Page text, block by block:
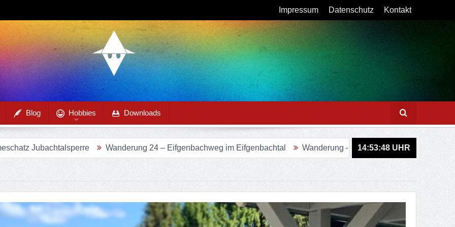
Impressum Datenschutz Kontakt
Blog Hobbies Downloads
Wanderung 24 – Eifgenbachweg im Eifgenbachtal Wanderung – Sagenweg in Lindlar Figurenweg Tour 11
14:53:50 UHR